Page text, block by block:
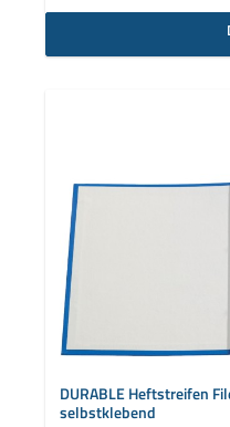
DURABLE Heftstreifen
selbstklebend